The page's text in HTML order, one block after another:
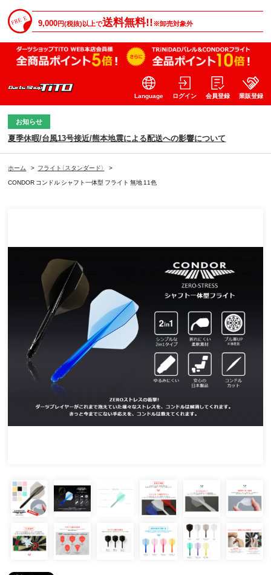
9,000円(税抜)以上で送料無料!!※卸売対象外
Language ログイン 会員登録 業販登録
お知らせ
夏季休暇/台風13号接近/熊本地震による配送への影響について
ホーム > フライト（スタンダード）
>
CONDOR コンドル シャフト一体型 フライト 無地 11色